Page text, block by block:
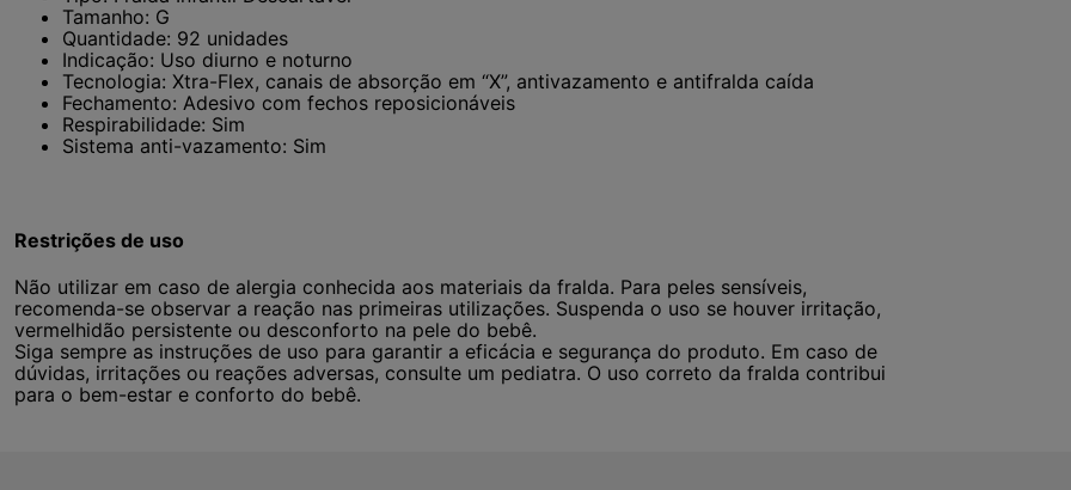
Tamanho: G
Quantidade: 92 unidades
Indicação: Uso diurno e noturno
Tecnologia: Xtra-Flex, canais de absorção em “X”, antivazamento e antifralda caída
Fechamento: Adesivo com fechos reposicionáveis
Respirabilidade: Sim
Sistema anti-vazamento: Sim
Restrições de uso
Não utilizar em caso de alergia conhecida aos materiais da fralda. Para peles sensíveis,
recomenda-se observar a reação nas primeiras utilizações. Suspenda o uso se houver irritação,
vermelhidão persistente ou desconforto na pele do bebê.
Siga sempre as instruções de uso para garantir a eficácia e segurança do produto. Em caso de
dúvidas, irritações ou reações adversas, consulte um pediatra. O uso correto da fralda contribui
para o bem-estar e conforto do bebê.